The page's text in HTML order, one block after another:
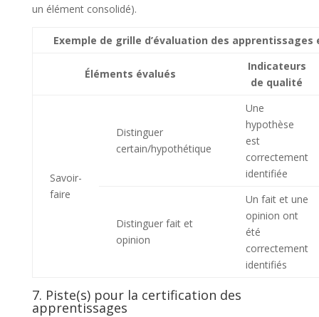
un élément consolidé).
Exemple de grille d’évaluation des
Éléments évalués
Indicateurs
de qualité
Savoir-
faire
Distinguer
certain/hypothétique
Une
hypothèse
est
correctement
identifiée
Distinguer fait et
opinion
Un fait et une
opinion ont
été
correctement
identifiés
7. Piste(s) pour la certification des
apprentissages